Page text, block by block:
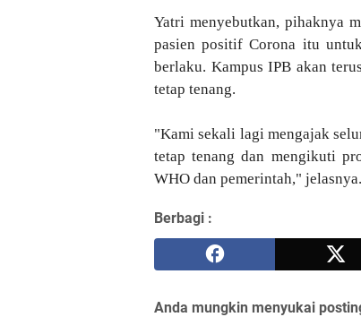
Yatri menyebutkan, pihaknya
pasien positif Corona itu
berlaku. Kampus IPB akan
tetap tenang.
"Kami sekali lagi mengajak
tetap tenang dan mengikuti
WHO dan pemerintah,"
Berbagi :
Anda mungkin menyukai